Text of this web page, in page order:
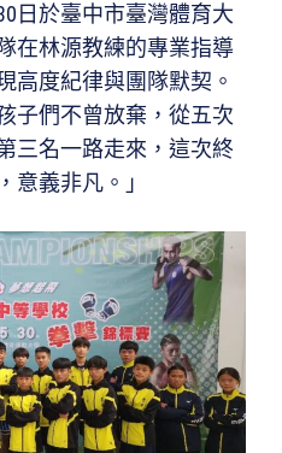
日於臺中市臺灣體育大
在林源教練的專業指導
高度紀律與團隊默契。
子們不曾放棄，從五次
三名一路走來，這次終
意義非凡。」